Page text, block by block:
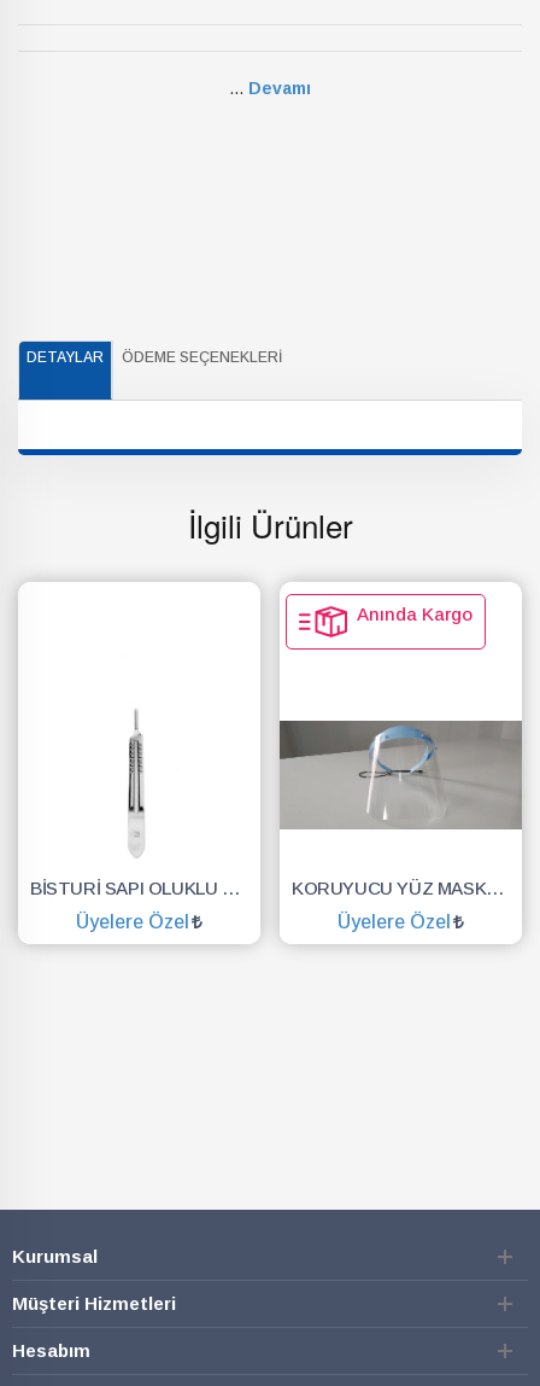
... Devamı
DETAYLAR ÖDEME SEÇENEKLERI
İlgili Ürünler
BİSTURİ SAPI OLUKLU NO.3
Üyelere Özel
Anında Kargo
KORUYUCU YÜZ MASKESİ SİPERLİK.YÜZ KALKANI.DENTAL MASKE
Üyelere Özel
Kurumsal
Müşteri Hizmetleri
Hesabım